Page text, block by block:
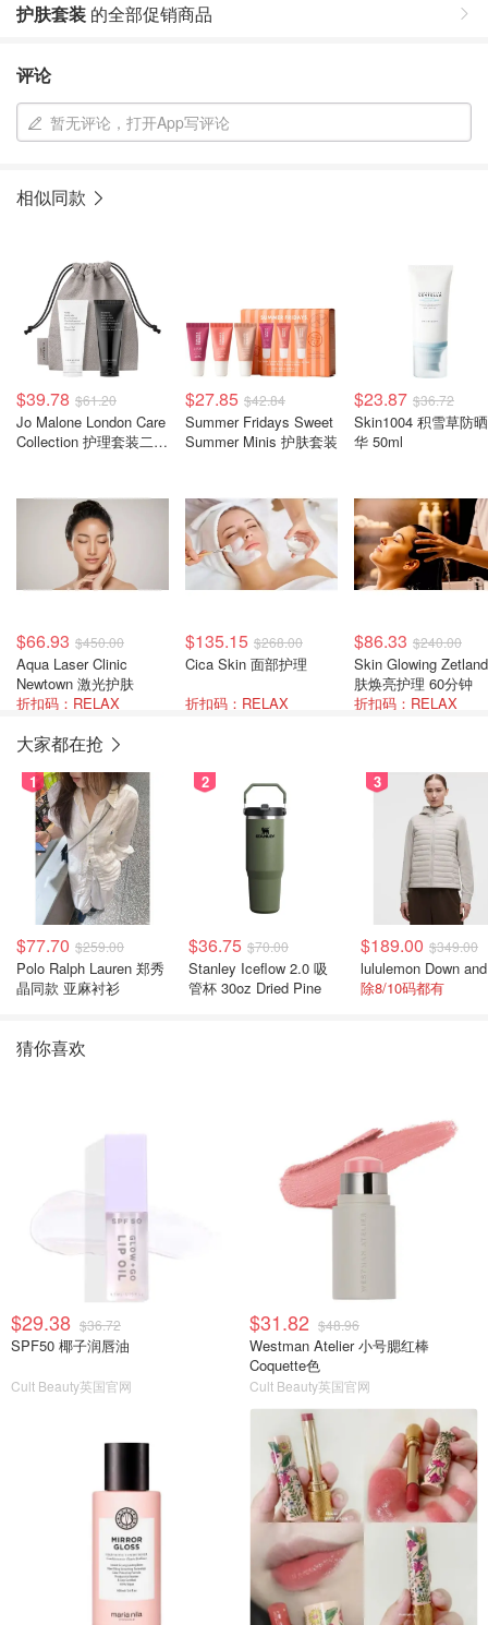
护肤套装 的全部促销商品
评论
暂无评论，打开App写评论
相似同款
$39.78 $61.20
Jo Malone London Care
Collection 护理套装二件
$27.85 $42.84
Summer Fridays Sweet
Summer Minis 护肤套装
$23.87 $36.72
Skin1004 积雪草防
华 50ml
$66.93 $450.00
Aqua Laser Clinic
Newtown 激光护肤
折扣码：RELAX
$135.15 $268.00
Cica Skin 面部护理
折扣码：RELAX
$86.33 $240.00
Skin Glowing
肤焕亮护理 60分钟
折扣码：RELAX
大家都在抢
1
$77.70 $259.00
Polo Ralph Lauren 郑秀
晶同款 亚麻衬衫
2
$36.75 $70.00
Stanley Iceflow 2.0 吸
管杯 30oz Dried Pine
3
$189.00 $349.00
除8/10码都有
猜你喜欢
$29.38 $36.72
SPF50 椰子润唇油
Cult Beauty英国官网
$31.82 $48.96
Westman Atelier 小号腮红棒
Coquette色
Cult Beauty英国官网